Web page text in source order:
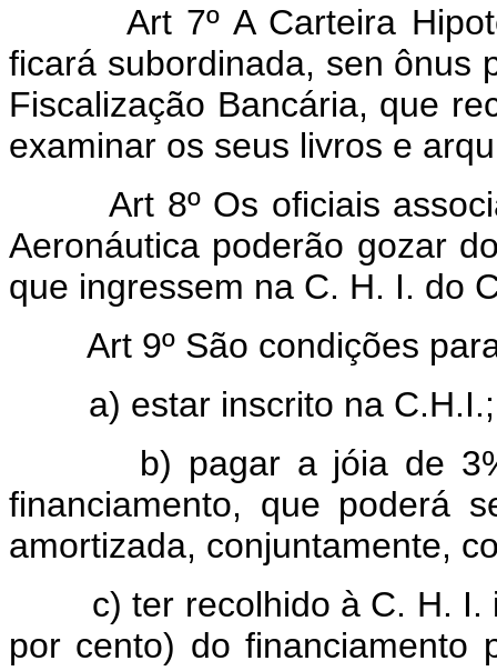
Art 7º A Carteira
ficará subordinada, sen ônus
Fiscalização Bancária, que
examinar os seus livros e
Art 8º Os oficiais
Aeronáutica poderão gozar
que ingressem na C. H. I. do
Art 9º São condições
a) estar inscrito na C.H.I.;
b) pagar a jóia de 3%
financiamento, que poderá
amortizada, conjuntamente,
c) ter recolhido à C. H. I.
por cento) do financiamento